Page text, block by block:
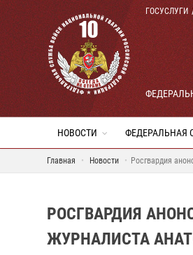
ГОСУСЛУГИ
НОВОСТИ ФЕДЕРАЛЬНАЯ
Главная Новости Росгвардия
РОСГВАРДИЯ
ЖУРНАЛИСТА